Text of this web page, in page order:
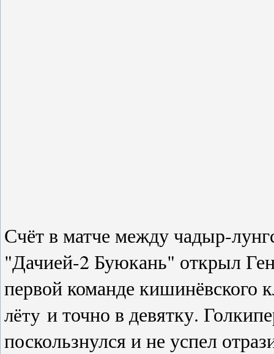
Счёт в матче между чадыр-
"Дачией-2 Буюкань" открыл
первой команде кишинёвского
лёту и точно в девятку.
поскользнулся и не успел